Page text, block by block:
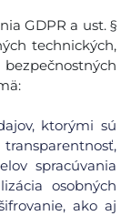
GDPR a ust. §
technických,
ktorými sú
spracúvania
osobných
ako aj